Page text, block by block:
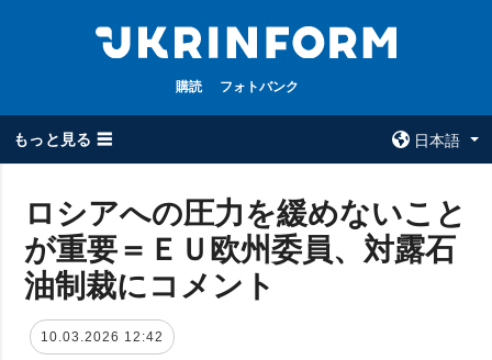
購読 フォトバンク
もっと見る ☰
日本語
全てのトピック
戦争
政治
ウクルインフォ
ルム
ロシアへの圧力を緩めないこと
が重要＝ＥＵ欧州委員、対露石
油制裁にコメント
10.03.2026 12:42